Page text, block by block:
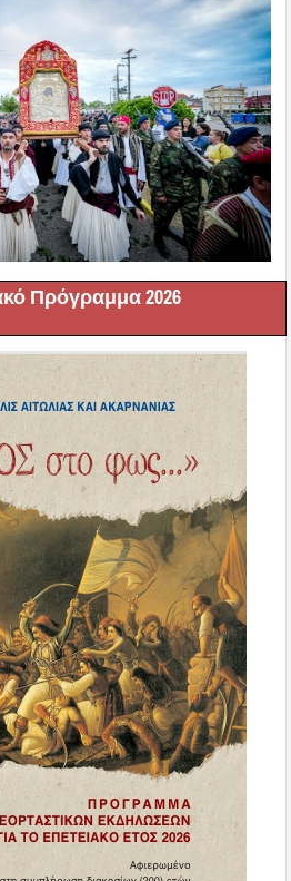
Πρόγραμμα 2026